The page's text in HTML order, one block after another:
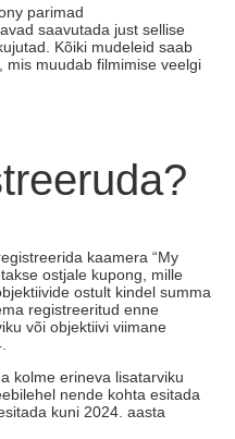
parimad
saavutada just sellise
Kõiki mudeleid saab
mis muudab filmimise veelgi
kaamera “My
ostjale kupong, mille
ostult kindel summa
registreeritud enne
või objektiivi viimane
kolme erineva lisatarviku
nende kohta esitada
kuni 2024. aasta